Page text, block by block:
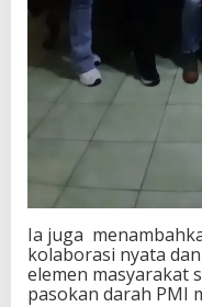
Ia juga
kolaborasi nyata
elemen masyarakat
pasokan darah PMI